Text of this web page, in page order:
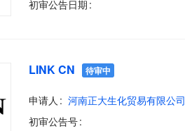
初审公告日期
LINK CN 待审中
申请人 河南正大生化贸易有限公司
初审公告号